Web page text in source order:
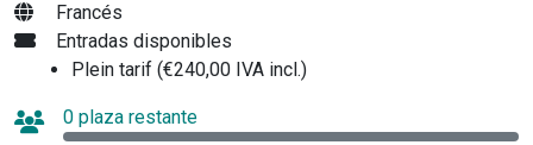
Francés
Entradas disponibles
Plein tarif (€240,00 IVA incl.)
0 plaza restante